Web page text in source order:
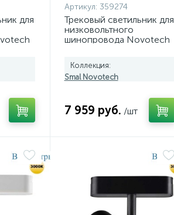
для
Артикул: 359274
Трековый светильник для
низковольтного
шинопровода Novotech
Коллекция:
Smal Novotech
7 959 руб. /шт